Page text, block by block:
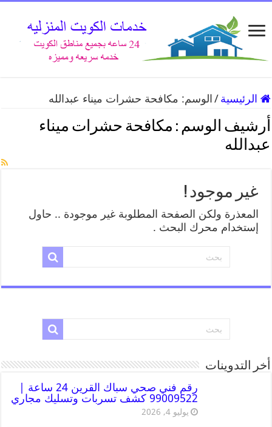
الرئيسية / الوسم: مكافحة حشرات ميناء عبدالله
أرشيف الوسم : مكافحة حشرات ميناء
عبدالله
غير موجود !
المعذرة ولكن الصفحة المطلوبة غير موجودة .. حاول
إستخدام محرك البحث .
أخر التدوينات
رقم فني صحي سباك القرين 24 ساعة |
99009522 كشف تسربات وتسليك مجاري
يوليو 4, 2026